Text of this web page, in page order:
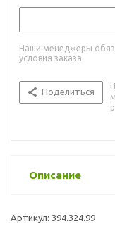
Наши менеджеры
условия заказа
Поделиться
Описание
Артикул: 394.324.99